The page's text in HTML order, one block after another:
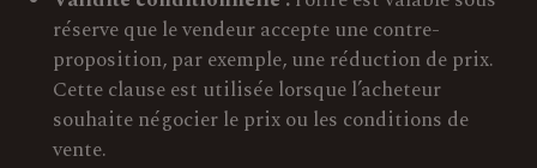
réserve que le vendeur accepte une contre-
proposition, par exemple, une réduction de prix.
Cette clause est utilisée lorsque l’acheteur
souhaite négocier le prix ou les conditions de
vente.